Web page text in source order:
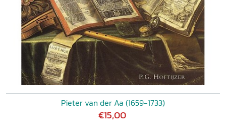
Pieter van der Aa (1659-1733)
€15,00